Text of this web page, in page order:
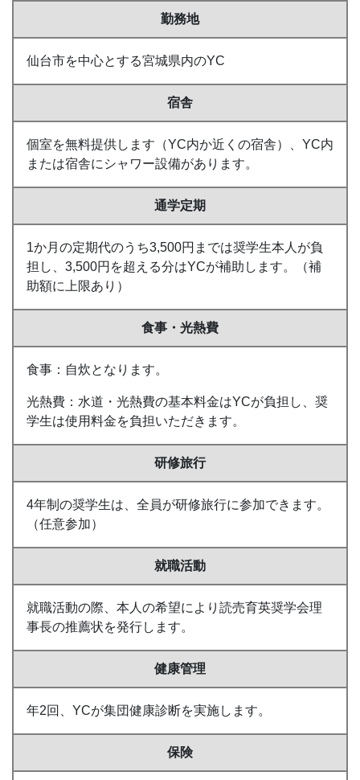
勤務地
仙台市を中心とする宮城県内のYC
宿舎
個室を無料提供します（YC内か近くの宿舎）、YC内
または宿舎にシャワー設備があります。
通学定期
1か月の定期代のうち3,500円までは奨学生本人が負
担し、3,500円を超える分はYCが補助します。（補
助額に上限あり）
食事・光熱費
食事：自炊となります。
光熱費：水道・光熱費の基本料金はYCが負担し、奨
学生は使用料金を負担いただきます。
研修旅行
4年制の奨学生は、全員が研修旅行に参加できます。
（任意参加）
就職活動
就職活動の際、本人の希望により読売育英奨学会理
事長の推薦状を発行します。
健康管理
年2回、YCが集団健康診断を実施します。
保険